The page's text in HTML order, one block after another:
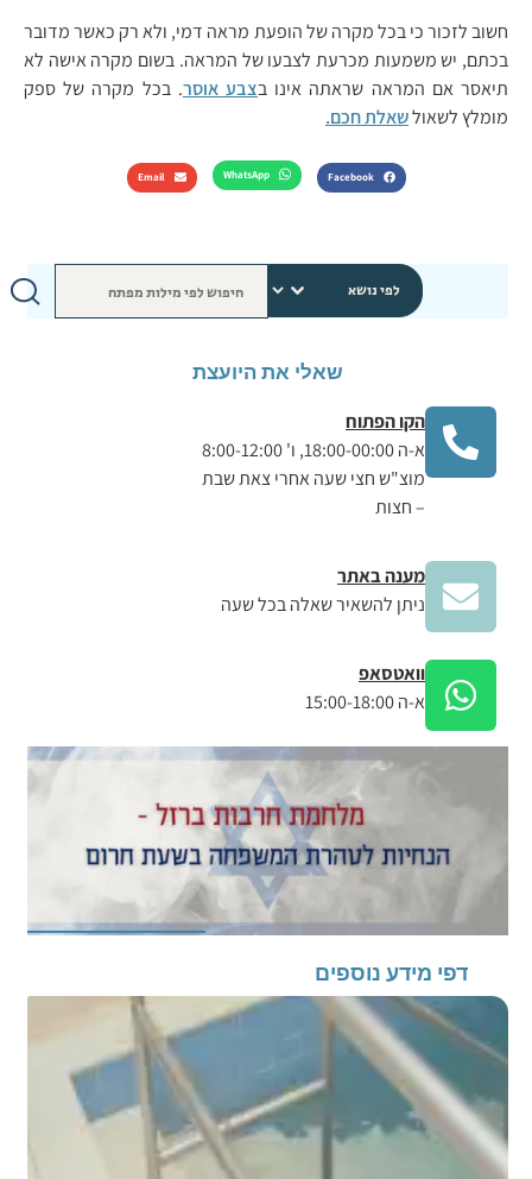
שאלי את היועצת
הקו הפתוח
א-ה 18:00-00:00, ו' 8:00-12:00
מוצ"ש חצי שעה אחרי צאת שבת
– חצות
מענה באתר
ניתן להשאיר שאלה בכל שעה
וואטסאפ
א-ה 15:00-18:00
דפי מידע נוספים
חשוב לזכור כי בכל מקרה של הופעת מראה דמי, ולא רק כאשר מדובר
בכתם, יש משמעות מכרעת לצבעו של המראה. בשום מקרה אישה לא
תיאסר אם המראה שראתה אינו בצבע אוסר. בכל מקרה של ספק
מומלץ לשאולשאלת חכם.
Facebook
WhatsApp
Email